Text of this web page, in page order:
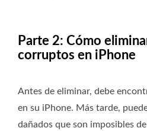
Parte 2: Cómo
corruptos en iPhone
Antes de eliminar, debe
en su iPhone. Más tarde,
dañados que son imposibles